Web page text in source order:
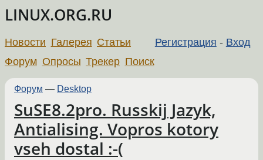
LINUX.ORG.RU
Регистрация - Вход
Новости Галерея Статьи
Форум Опросы Трекер Поиск
Форум — Desktop
SuSE8.2pro. Russkij Jazyk,
Antialising. Vopros kotory
vseh dostal :-(